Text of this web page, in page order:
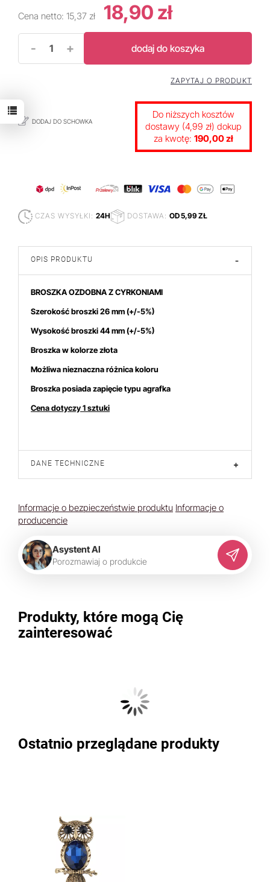
Cena netto: 15,37 zł 18,90 zł
- + dodaj do koszyka
DODAJ DO SCHOWKA
ZAPYTAJ O PRODUKT
Do niższych kosztów
dostawy (4,99 zł) dokup
za kwotę: 190,00 zł
CZAS WYSYŁKI: 24H DOSTAWA: OD 5,99 ZŁ
OPIS PRODUKTU -
BROSZKA OZDOBNA Z CYRKONIAMI
Szerokość broszki 26 mm(+/-5%)
Wysokość broszki 44mm (+/-5%)
Broszka w kolorze złota
Możliwa nieznaczna różnica koloru
Broszka posiada zapięcie typu agrafka
Cena dotyczy 1 sztuki
DANE TECHNICZNE +
Informacje o bezpieczeństwie produktu Informacje o
producencie
Asystent AI
Porozmawiaj o produkcie
Produkty, które mogą Cię
zainteresować
Ostatnio przeglądane produkty